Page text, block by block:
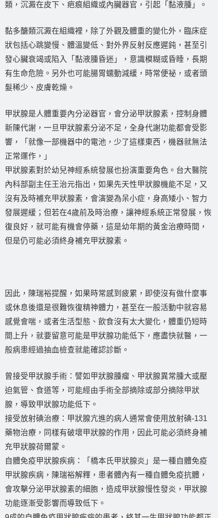
類，沉澱在皮下、疤痕組織或內臟器官，引起「黏液腫」。
黏多醣類沉澱在組織裡，除了外觀及體重的變化外，臨床症
狀包括心跳變慢、體溫變低、對外界反射反應遲鈍，甚至引
發心臟衰竭或陷入「黏液腫昏迷」，意識模糊或昏睡，長期
有生命危險。另外也可能腸胃蠕動減緩，時常便祕，或者頭
髮稀少、皮膚乾燥。
甲狀腺是人體重要內分泌器官，會分泌甲狀腺素，控制身體
新陳代謝，一旦甲狀腺素分泌不足，全身代謝功能都會受影
響，「就像一部機器中的電池，少了這樣東西，機器就無法
正常運作，」
甲狀腺素對於幼兒神經系統發展也扮演重要角色。台大醫院
內科部副主任王治元指出，如果先天性甲狀腺機能不足，又
沒有及時補充甲狀腺素，會演變為呆小症，身高矮小、智力
發展遲緩；但若在4歲前及時治療，讓神經系統正常發展，恢
復良好，就可能有機會停藥，這是幼年期的黃金治療時間，
但是仍可能必須終身補充甲狀腺素。
因此，陳瑞裕提醒，如果時常感到疲累，即使沒有做什麼事
或休息後還是很難恢復精神體力，甚至在一般活動中就容易
感覺會喘，或者生活型態、飲食沒有太大變化，體重仍短時
間上升，就要留意可能是甲狀腺功能低下，應盡快就醫，一
般病患經過抽血檢查就能確認診斷。
曾接受甲狀腺手術：譬如甲狀腺腫瘤、甲狀腺異常腫大或壓
迫氣管、食道等，可能經由手術全部摘除或部分摘除甲狀
腺，導致甲狀腺功能低下。
接受放射碘治療：甲狀腺亢進的病人通常會使用放射碘-131
藥物治療，同樣有破壞甲狀腺的作用，因此可能必須終身補
充甲狀腺荷爾蒙。
自體免疫甲狀腺疾病：「橋本氏甲狀腺炎」是一種自體免疫
甲狀腺疾病，陳瑞裕解釋，患者體內有一種自體免疫抗體，
會攻擊分泌甲狀腺素的細胞，造成甲狀腺慢性發炎，甲狀腺
功能逐漸受影響而導致低下。